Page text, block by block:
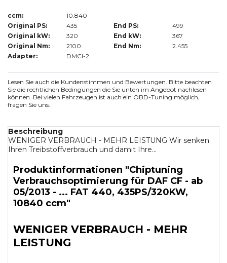
ccm:
10.840
Original PS:
435 End PS:
499
Original kW:
320 End kW:
367
Original Nm:
2100 End Nm:
2.455
Adapter:
DMCI-2
Lesen Sie auch die Kundenstimmen und Bewertungen. Bitte beachten
Sie die rechtlichen Bedingungen die Sie unten im Angebot nachlesen
können. Bei vielen Fahrzeugen ist auch ein OBD-Tuning möglich,
fragen Sie uns.
Beschreibung
WENIGER VERBRAUCH - MEHR LEISTUNG Wir senken
Ihren Treibstoffverbrauch und damit Ihre...
Produktinformationen "Chiptuning
Verbrauchsoptimierung für DAF CF - ab
05/2013 - ... FAT 440, 435PS/320KW,
10840 ccm"
WENIGER VERBRAUCH - MEHR
LEISTUNG